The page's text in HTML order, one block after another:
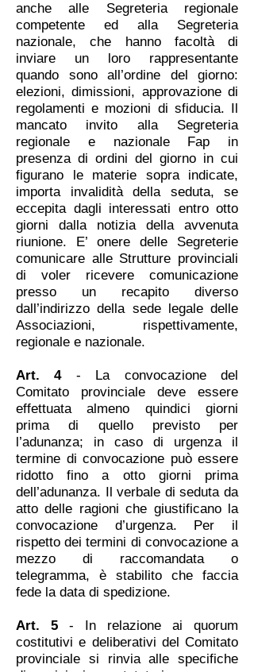
anche alle Segreteria regionale
competente ed alla Segreteria
nazionale, che hanno facoltà di
inviare un loro rappresentante
quando sono all’ordine del giorno:
elezioni, dimissioni, approvazione di
regolamenti e mozioni di sfiducia. Il
mancato invito alla Segreteria
regionale e nazionale Fap in
presenza di ordini del giorno in cui
figurano le materie sopra indicate,
importa invalidità della seduta, se
eccepita dagli interessati entro otto
giorni dalla notizia della avvenuta
riunione. E’ onere delle Segreterie
comunicare alle Strutture provinciali
di voler ricevere comunicazione
presso un recapito diverso
dall’indirizzo della sede legale delle
Associazioni, rispettivamente,
regionale e nazionale.
Art. 4- La convocazione del
Comitato provinciale deve essere
effettuata almeno quindici giorni
prima di quello previsto per
l’adunanza; in caso di urgenza il
termine di convocazione può essere
ridotto fino a otto giorni prima
dell’adunanza. Il verbale di seduta da
atto delle ragioni che giustificano la
convocazione d’urgenza. Per il
rispetto dei termini di convocazione a
mezzo di raccomandata o
telegramma, è stabilito che faccia
fede la data di spedizione.
Art. 5 - In relazione ai quorum
costitutivi e deliberativi del Comitato
provinciale si rinvia alle specifiche